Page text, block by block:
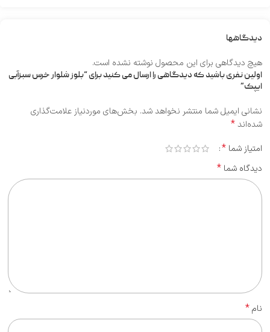
دیدگاهها
هیچ دیدگاهی برای این محصول نوشته نشده است.
اولین نفری باشید که دیدگاهی را ارسال می کنید برای “بلوز شلوار خرس سبزآبی
ایپک”
نشانی ایمیل شما منتشر نخواهد شد. بخش‌های موردنیاز علامت‌گذاری
شده‌اند*
امتیاز شما *
دیدگاه شما *
نام*